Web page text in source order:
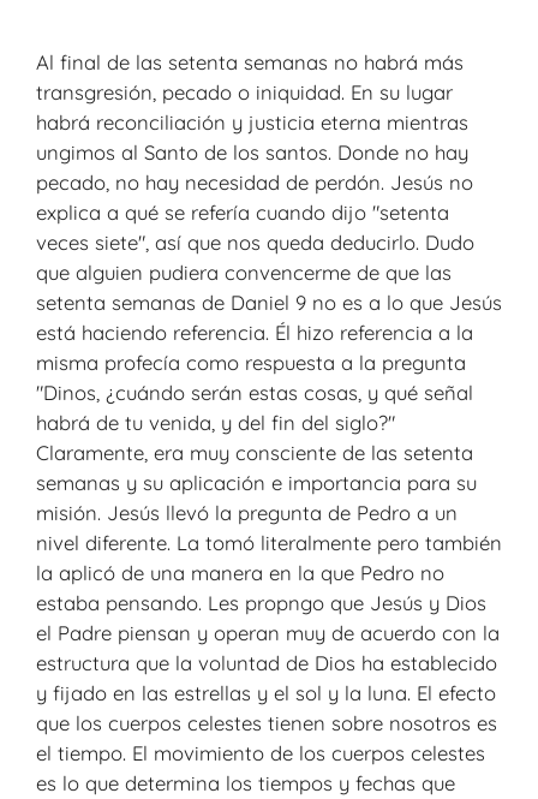
Al final de las setenta semanas no habrá más
transgresión, pecado o iniquidad. En su lugar
habrá reconciliación y justicia eterna mientras
ungimos al Santo de los santos. Donde no hay
pecado, no hay necesidad de perdón. Jesús no
explica a qué se refería cuando dijo "setenta
veces siete", así que nos queda deducirlo. Dudo
que alguien pudiera convencerme de que las
setenta semanas de Daniel 9 no es a lo que Jesús
está haciendo referencia. Él hizo referencia a la
misma profecía como respuesta a la pregunta
"Dinos, ¿cuándo serán estas cosas, y qué señal
habrá de tu venida, y del fin del siglo?"
Claramente, era muy consciente de las setenta
semanas y su aplicación e importancia para su
misión. Jesús llevó la pregunta de Pedro a un
nivel diferente. La tomó literalmente pero también
la aplicó de una manera en la que Pedro no
estaba pensando. Les propngo que Jesús y Dios
el Padre piensan y operan muy de acuerdo con la
estructura que la voluntad de Dios ha establecido
y fijado en las estrellas y el sol y la luna. El efecto
que los cuerpos celestes tienen sobre nosotros es
el tiempo. El movimiento de los cuerpos celestes
es lo que determina los tiempos y fechas que